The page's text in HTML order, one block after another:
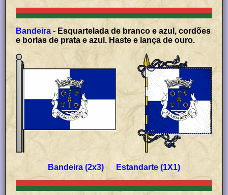
Bandeira - Esquartelada de branco e azul, cordões
e borlas de prata e azul. Haste e lança de ouro.
Bandeira (2x3) Estandarte (1X1)